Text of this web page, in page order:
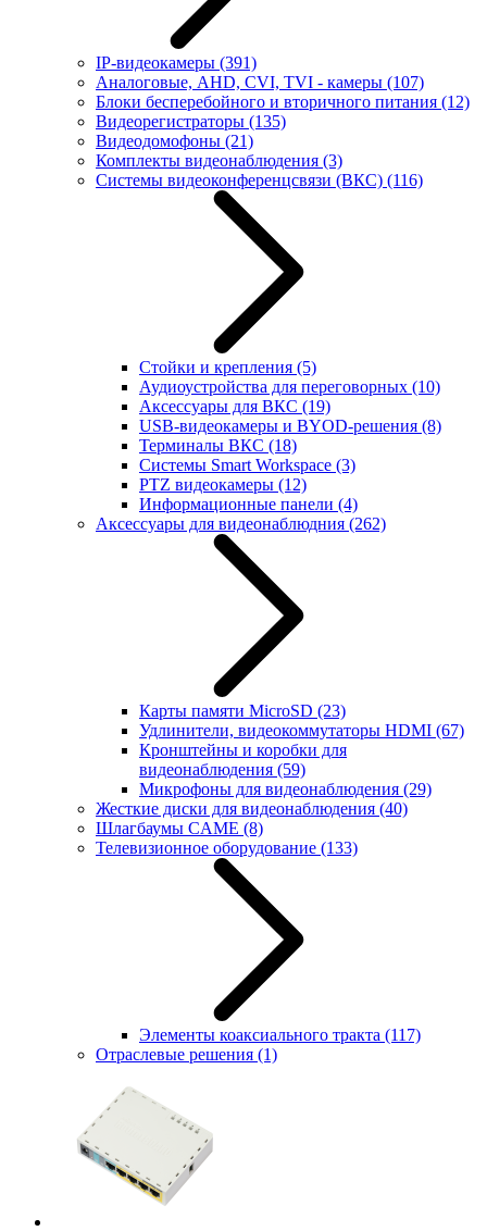
IP-видеокамеры (391)
Аналоговые, AHD, CVI, TVI - камеры (107)
Блоки бесперебойного и вторичного питания (12)
Видеорегистраторы (135)
Видеодомофоны (21)
Комплекты видеонаблюдения (3)
Системы видеоконференцсвязи (ВКС) (116)
Стойки и крепления (5)
Аудиоустройства для переговорных (10)
Аксессуары для ВКС (19)
USB-видеокамеры и BYOD-решения (8)
Терминалы ВКС (18)
Системы Smart Workspace (3)
PTZ видеокамеры (12)
Информационные панели (4)
Аксессуары для видеонаблюдния (262)
Карты памяти MicroSD (23)
Удлинители, видеокоммутаторы HDMI (67)
Кронштейны и коробки для
видеонаблюдения (59)
Микрофоны для видеонаблюдения (29)
Жесткие диски для видеонаблюдения (40)
Шлагбаумы CAME (8)
Телевизионное оборудование (133)
Элементы коаксиального тракта (117)
Отраслевые решения (1)